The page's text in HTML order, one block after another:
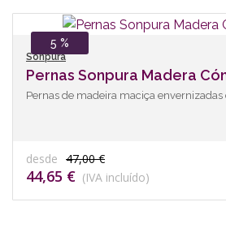
5 %
Sonpura
Pernas Sonpura Madera
Pernas de madeira maciça
desde 47,00 €
44,65 € (IVA incluído)